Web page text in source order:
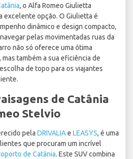
, o Alfa Romeo Giulietta
excelente opção. O Giulietta é
dinâmico e design compacto,
pelas movimentadas ruas da
não só oferece uma ótima
também a sua eficiência de
de topo para os viajantes
de Catânia
Stelvio
pela DRIVALIAe LEASYS, é uma
que procuram um incrível
de Catânia. Este SUV combina